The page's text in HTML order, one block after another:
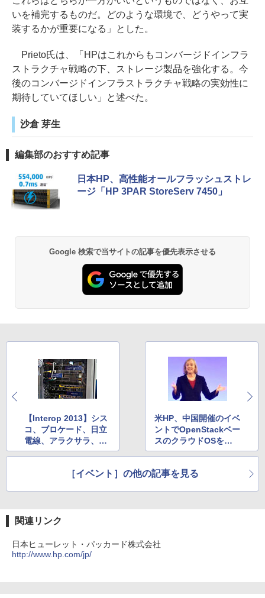
いを補完するものだ。どのような環境で、どうやって実
装するかが重要になる」とした。
Prieto氏は、「HPはこれからもコンバージドインフラ
ストラクチャ戦略の下、ストレージ製品を強化する。今
後のコンバージドインフラストラクチャ戦略の実効性に
期待していてほしい」と述べた。
沙倉 芽生
編集部のおすすめ記事
日本HP、高性能オールフラッシュストレ
ージ「HP 3PAR StoreServ 7450」
Google 検索で当サイトの記事を優先表示させる
【Interop 2013】シス
コ、ブロケード、日立
電線、アラクサラ、A1
0などが最新ソリュー
米HP、中国開催のイベ
ントでOpenStackベー
スのクラウドOSを発
表～CEOのWhitman
［イベント］の他の記事を見る
関連リンク
日本ヒューレット・パッカード株式会社
http://www.hp.com/jp/